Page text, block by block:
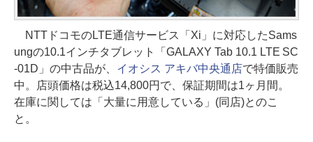
NTTドコモのLTE通信サービス「Xi」に対応したSams
ungの10.1インチタブレット「GALAXY Tab 10.1 LTE SC
-01D」の中古品が、 イオシス アキバ中央通店で特価販売
中。店頭価格は税込14,800円で、保証期間は1ヶ月間。
在庫に関しては「大量に用意している」(同店)とのこ
と。